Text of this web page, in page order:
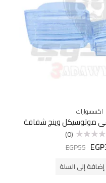
اكسسوارات
موتوسيكل وينج شفافة
(0)
EGP
EGP55
إضافة إلى السلة